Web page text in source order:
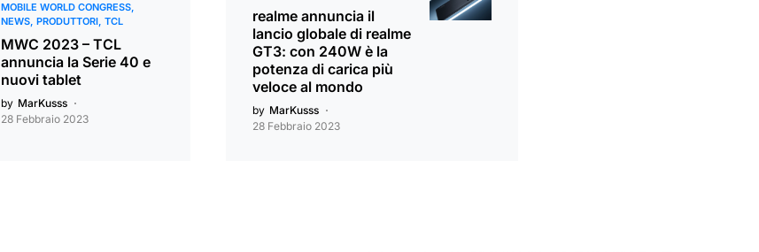
MOBILE WORLD CONGRESS
NEWS PRODUTTORI TCL
MWC 2023 – TCL
annuncia la Serie 40 e
nuovi tablet
by MarKusss
28 Febbraio 2023
realme annuncia il
lancio globale di realme
GT3: con 240W è la
potenza di carica più
veloce al mondo
by MarKusss
28 Febbraio 2023